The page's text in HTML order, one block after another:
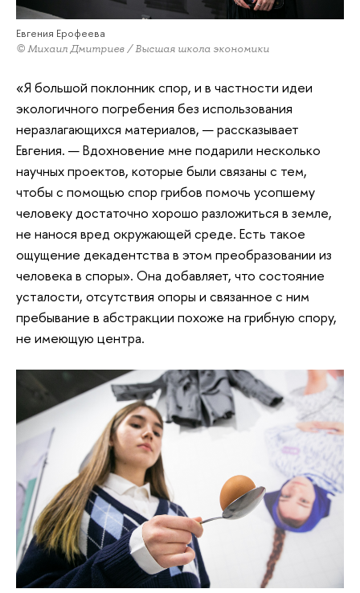
Евгения Ерофеева
© Михаил Дмитриев / Высшая школа экономики
«Я большой поклонник спор, и в частности идеи
экологичного погребения без использования
неразлагающихся материалов, — рассказывает
Евгения. — Вдохновение мне подарили несколько
научных проектов, которые были связаны с тем,
чтобы с помощью спор грибов помочь усопшему
человеку достаточно хорошо разложиться в земле,
не нанося вред окружающей среде. Есть такое
ощущение декадентства в этом преобразовании из
человека в споры». Она добавляет, что состояние
усталости, отсутствия опоры и связанное с ним
пребывание в абстракции похоже на грибную спору,
не имеющую центра.